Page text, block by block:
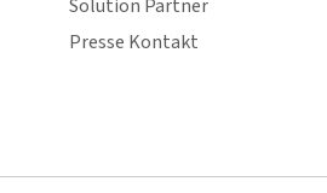
Solution Partner
Presse Kontakt